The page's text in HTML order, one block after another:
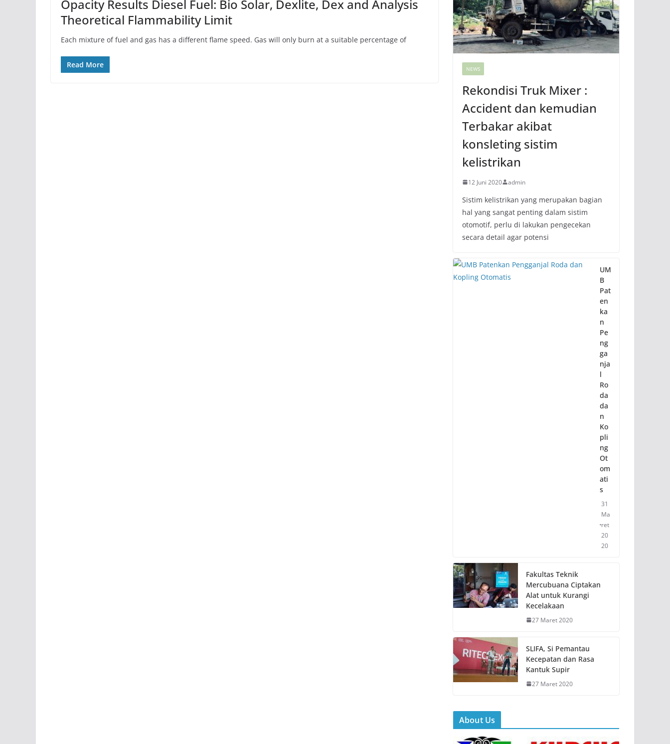
Opacity Results Diesel Fuel: Bio Solar, Dexlite, Dex and Analysis
Theoretical Flammability Limit
Each mixture of fuel and gas has a different flame speed. Gas will only burn at a suitable percentage of
Read More NEWS
Rekondisi Truk Mixer :
Accident dan kemudian
Terbakar akibat
konsleting sistim
kelistrikan
12 Juni 2020 admin
Sistim kelistrikan yang merupakan bagian
hal yang sangat penting dalam sistim
otomotif, perlu di lakukan pengecekan
secara detail agar potensi
UM
B
Pat
en
ka
n
Pe
ng
ga
nja
l
Ro
da
da
n
Ko
pli
ng
Ot
om
ati
s
31
Ma
ret
20
20
Fakultas Teknik
Mercubuana Ciptakan
Alat untuk Kurangi
Kecelakaan
27 Maret 2020
SLIFA, Si Pemantau
Kecepatan dan Rasa
Kantuk Supir
27 Maret 2020
About Us